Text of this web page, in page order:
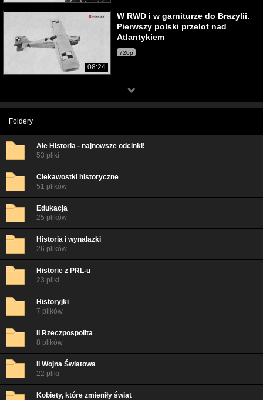
08:24
W RWD i w garniturze do Brazylii.
Pierwszy polski przelot nad
Atlantykiem
720p
Foldery
Ale Historia - najnowsze odcinki!
53 pliki
Ciekawostki historyczne
51 plików
Edukacja
25 plików
Historia i wynalazki
26 plików
Historie z PRL-u
23 pliki
Historyjki
7 plików
II Rzeczpospolita
8 plików
II Wojna Światowa
22 pliki
Kobiety, które zmieniły świat